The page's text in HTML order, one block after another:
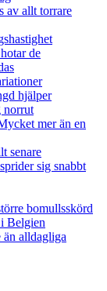
av allt torrare
de
hjälper
norrut
mer än en
senare
sig snabbt
bomullsskörd
Belgien
alldagliga